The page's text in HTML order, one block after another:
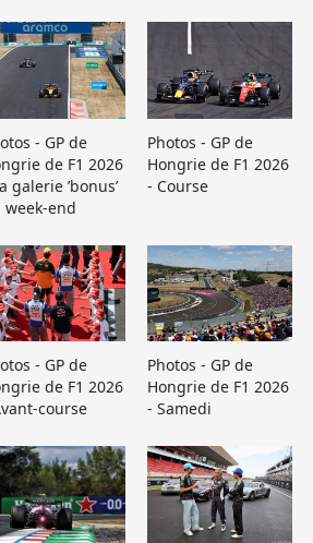
- GP de
de F1 2026
galerie ’bonus’
week-end
Photos - GP de
Hongrie de F1 2026
- Course
- GP de
de F1 2026
course
Photos - GP de
Hongrie de F1 2026
- Samedi